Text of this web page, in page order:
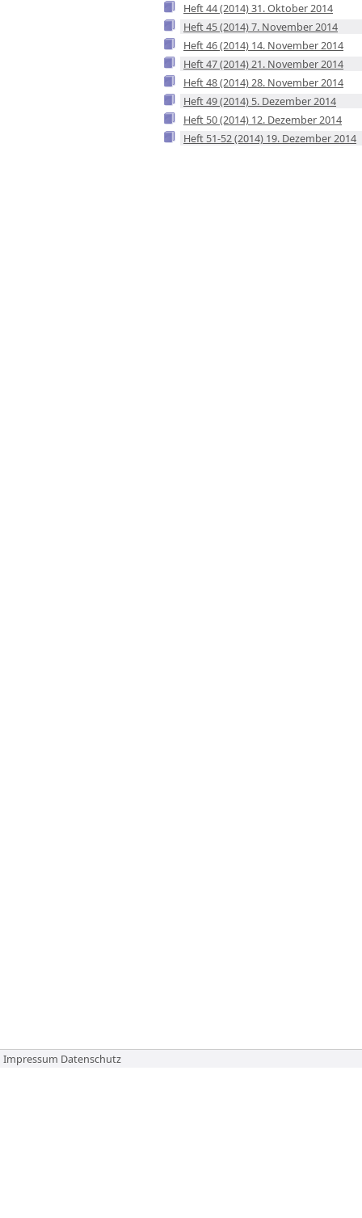
Heft 44 (2014) 31. Oktober 2014
Heft 45 (2014) 7. November 2014
Heft 46 (2014) 14. November 2014
Heft 47 (2014) 21. November 2014
Heft 48 (2014) 28. November 2014
Heft 49 (2014) 5. Dezember 2014
Heft 50 (2014) 12. Dezember 2014
Heft 51-52 (2014) 19. Dezember 2014
Impressum Datenschutz